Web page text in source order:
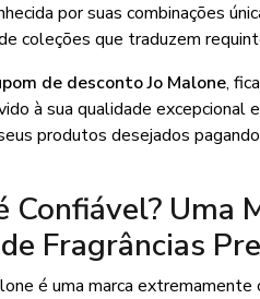
por suas combinações
coleções que traduzem
de desconto Jo Malone,
à sua qualidade
produtos desejados
Confiável? Uma
Fragrâncias
é uma marca